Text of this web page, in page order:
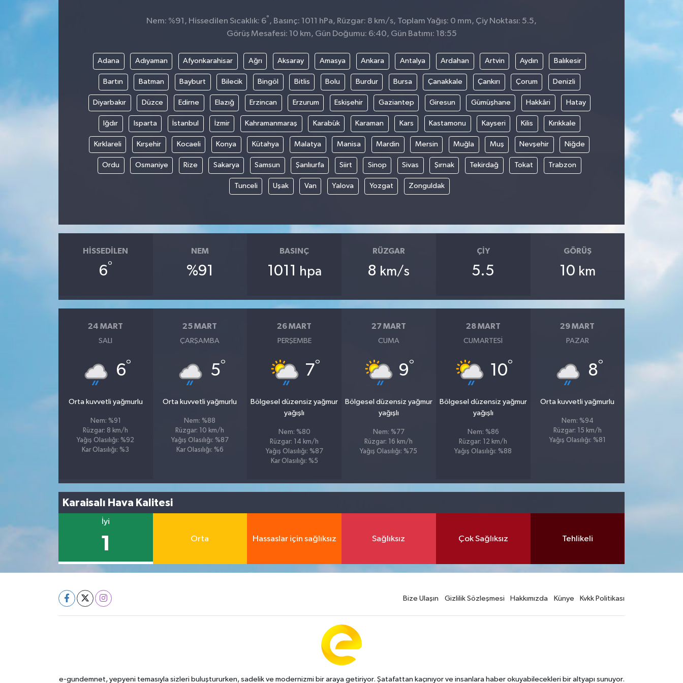
Nem: %91, Hissedilen Sıcaklık: 6° , Basınç: 1011 hPa, Rüzgar: 8 km/s, Toplam Yağış: 0 mm, Çiy Noktası: 5.5,
Görüş Mesafesi: 10 km, Gün Doğumu: 6:40, Gün Batımı: 18:55
Adana Adıyaman Afyonkarahisar Ağrı Aksaray Amasya Ankara Antalya Ardahan Artvin Aydın Balıkesir
Bartın Batman Bayburt Bilecik Bingöl Bitlis Bolu Burdur Bursa Çanakkale Çankırı Çorum Denizli
Diyarbakır Düzce Edirne Elazığ Erzincan Erzurum Eskişehir Gaziantep Giresun Gümüşhane Hakkâri Hatay
Iğdır Isparta İstanbul İzmir Kahramanmaraş Karabük Karaman Kars Kastamonu Kayseri Kilis Kırıkkale
Kırklareli Kırşehir Kocaeli Konya Kütahya Malatya Manisa Mardin Mersin Muğla Muş Nevşehir Niğde
Ordu Osmaniye Rize Sakarya Samsun Şanlıurfa Siirt Sinop Sivas Şırnak Tekirdağ Tokat Trabzon
Tunceli Uşak Van Yalova Yozgat Zonguldak
HISSEDILEN
6°
NEM
%91
BASINÇ
1011 hpa
RÜZGAR
8 km/s
ÇIY
5.5
GÖRÜŞ
10 km
24 MART
SALI
6°
Orta kuvvetli yağmurlu
Nem: %91
Rüzgar: 8 km/h
Yağış Olasılığı: %92
Kar Olasılığı: %3
25 MART
ÇARŞAMBA
5°
Orta kuvvetli yağmurlu
Nem: %88
Rüzgar: 10 km/h
Yağış Olasılığı: %87
Kar Olasılığı: %6
26 MART
PERŞEMBE
7°
Bölgesel düzensiz yağmur
yağışlı
Nem: %80
Rüzgar: 14 km/h
Yağış Olasılığı: %87
Kar Olasılığı: %5
27 MART
CUMA
9°
Bölgesel düzensiz yağmur
yağışlı
Nem: %77
Rüzgar: 16 km/h
Yağış Olasılığı: %75
28 MART
CUMARTESI
10°
Bölgesel düzensiz yağmur
yağışlı
Nem: %86
Rüzgar: 12 km/h
Yağış Olasılığı: %88
29 MART
PAZAR
8°
Orta kuvvetli yağmurlu
Nem: %94
Rüzgar: 15 km/h
Yağış Olasılığı: %81
Karaisalı Hava Kalitesi
İyi
1 Orta Hassaslar için sağlıksız Sağlıksız Çok Sağlıksız Tehlikeli
Bize Ulaşın Gizlilik Sözleşmesi Hakkımızda Künye Kvkk Politikası
e-gundemnet, yepyeni temasıyla sizleri buluştururken, sadelik ve modernizmi bir araya getiriyor. Şatafattan kaçınıyor ve insanlara haber okuyabilecekleri bir altyapı sunuyor.